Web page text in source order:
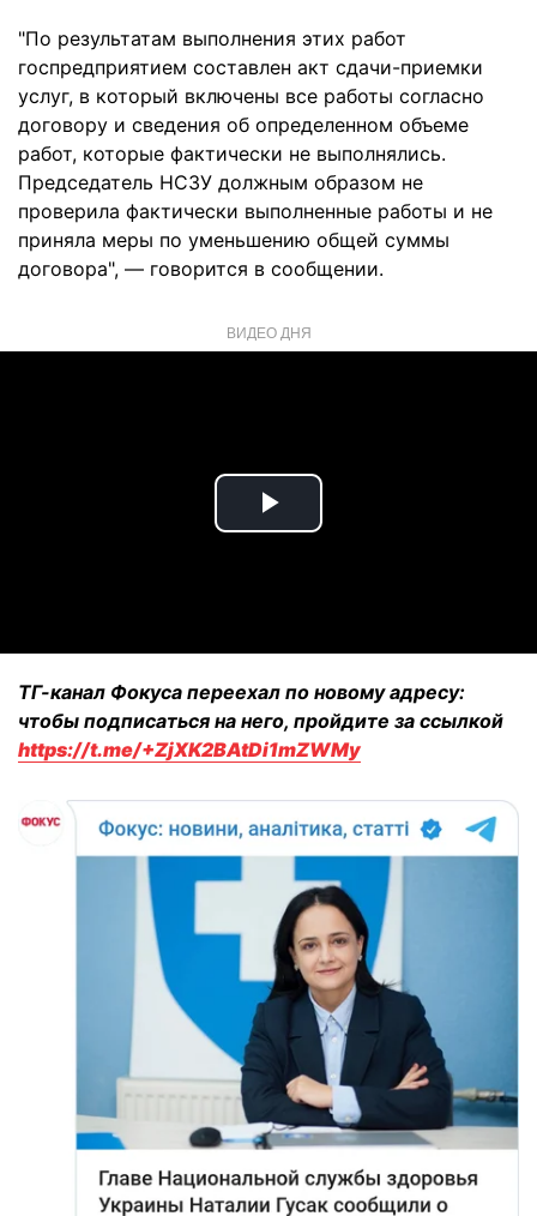
"По результатам выполнения этих работ
госпредприятием составлен акт сдачи-приемки
услуг, в который включены все работы согласно
договору и сведения об определенном объеме
работ, которые фактически не выполнялись.
Председатель НСЗУ должным образом не
проверила фактически выполненные работы и не
приняла меры по уменьшению общей суммы
договора", — говорится в сообщении.
ВИДЕО ДНЯ
Play
ТГ-канал Фокуса переехал по новому адресу:
чтобы подписаться на него, пройдите за ссылкой
https://t.me/+ZjXK2BAtDi1mZWMy